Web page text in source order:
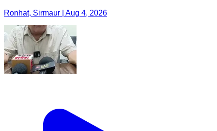
Ronhat, Sirmaur | Aug 4, 2026